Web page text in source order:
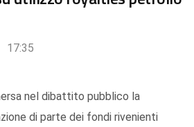
17:35
nel dibattito pubblico la
di parte dei fondi rivenienti